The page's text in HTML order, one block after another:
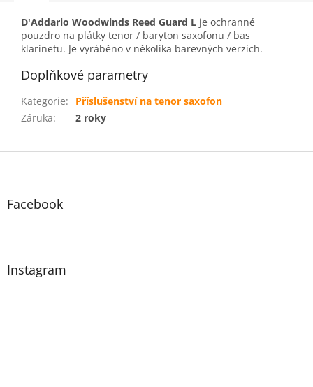
D'Addario Woodwinds Reed Guard L je ochranné
pouzdro na plátky tenor / baryton saxofonu / bas
klarinetu. Je vyráběno v několika barevných verzích.
Doplňkové parametry
Kategorie:
Příslušenství na tenor saxofon
Záruka: 2 roky
Z
Facebook
Instagram